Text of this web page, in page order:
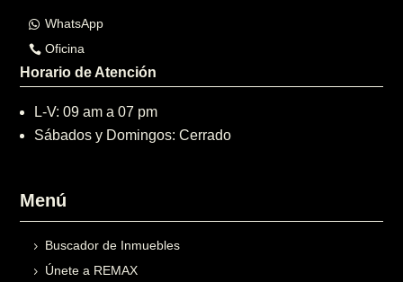
WhatsApp
Oficina
Horario de Atención
L-V: 09 am a 07 pm
Sábados y Domingos: Cerrado
Menú
Buscador de Inmuebles
Únete a REMAX